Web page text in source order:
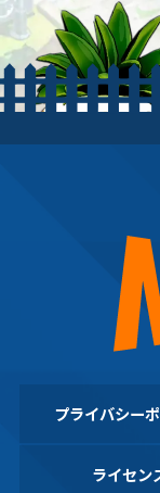
プライバシー
ライセン